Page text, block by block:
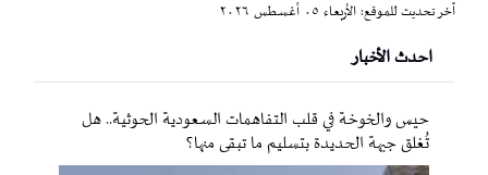
آخر تحديث للموقع: الأربعاء ٠٥ أغسطس ٢٠٢٦
احدث الأخبار
حيس والخوخة في قلب التفاهمات السعودية الحوثية.. هل
تُغلق جبهة الحديدة بتسليم ما تبقى منها؟